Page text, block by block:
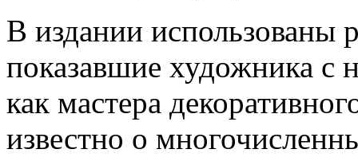
В издании использованы
показавшие художника с
как мастера
известно о